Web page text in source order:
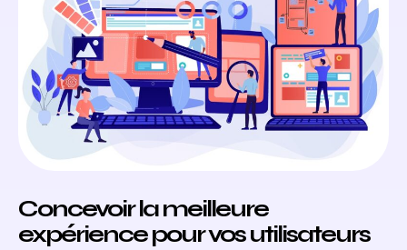
Concevoir la meilleure
expérience pour vos utilisateurs